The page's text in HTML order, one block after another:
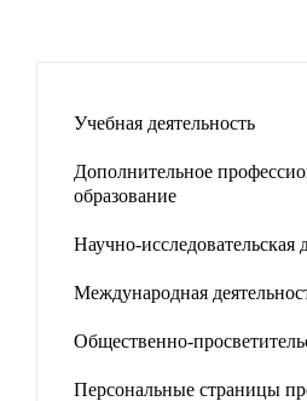
Учебная деятельность
Дополнительное
образование
Научно-исследовательская
Международная
Общественно-
Персональные страницы